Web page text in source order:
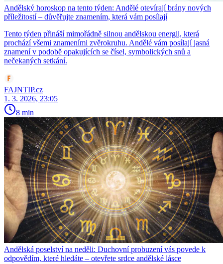
Andělský horoskop na tento týden: Andělé otevírají brány nových
příležitostí – důvěřujte znamením, která vám posílají
Tento týden přináší mimořádně silnou andělskou energii, která
prochází všemi znameními zvěrokruhu. Andělé vám posílají jasná
znamení v podobě opakujících se čísel, symbolických snů a
nečekaných setkání.
FAJNTIP.cz
1. 3. 2026, 23:05
8 min
Andělská poselství na neděli: Duchovní probuzení vás povede k
odpovědím, které hledáte – otevřete srdce andělské lásce